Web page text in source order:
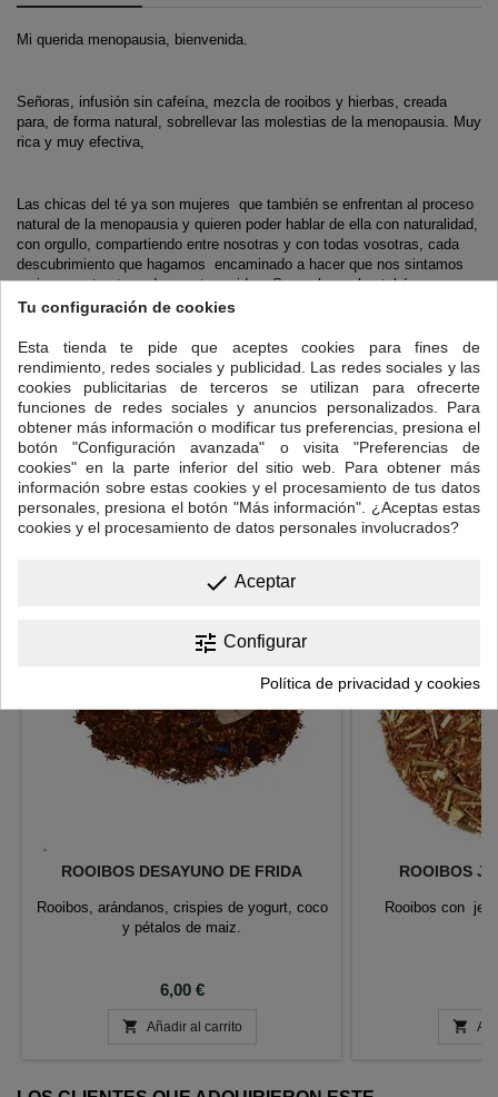
Mi querida menopausia, bienvenida.
Señoras, infusión sin cafeína, mezcla de rooibos y hierbas, creada
para, de forma natural, sobrellevar las molestias de la menopausia. Muy
rica y muy efectiva,
Las chicas del té ya son mujeres que también se enfrentan al proceso
natural de la menopausia y quieren poder hablar de ella con naturalidad,
con orgullo, compartiendo entre nosotras y con todas vosotras, cada
descubrimiento que hagamos encaminado a hacer que nos sintamos
mejor en esta etapa de nuestras vidas. Se acabaron los tabúes que nos
obligaban a esconder nuestro estado de ánimo o nuestro malestar físico
cuidarnos más que nunca, y de agradecer a nuestros cuerpos que nos
hayan traído hasta aquí. Celebremos que la vida sigue y disfrutemos de
nuestra nueva infusión, SEÑORAS, elaborada a partir de ingredientes
naturales que han demostrado ayudar a disminuir los efectos
secundarios más molestos, como los dichosos “sofocos” a la vez que
disfrutamos de lo que más nos gusta, el momento infusión, solas o con
nuestras amigas.
16 OTROS PRODUCTOS EN LA MISMA CATEGORÍA:
ROOIBOS DESAYUNO DE FRIDA
Rooibos, arándanos, crispies de yogurt, coco
y pétalos de maiz.
Precio
6,00 €
 Añadir al carrito
ROOIBOS
Rooibos con

Tu configuración de cookies
Esta tienda te pide que aceptes cookies para fines de
rendimiento, redes sociales y publicidad. Las redes sociales y las
cookies publicitarias de terceros se utilizan para ofrecerte
funciones de redes sociales y anuncios personalizados. Para
obtener más información o modificar tus preferencias, presiona el
botón "Configuración avanzada" o visita "Preferencias de
cookies" en la parte inferior del sitio web. Para obtener más
información sobre estas cookies y el procesamiento de tus datos
personales, presiona el botón "Más información". ¿Aceptas estas
cookies y el procesamiento de datos personales involucrados?
done Aceptar
tune Configurar
Política de privacidad y cookies